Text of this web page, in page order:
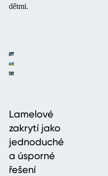
dětmi.
Lamelové
zakrytí jako
jednoduché
a úsporné
řešení